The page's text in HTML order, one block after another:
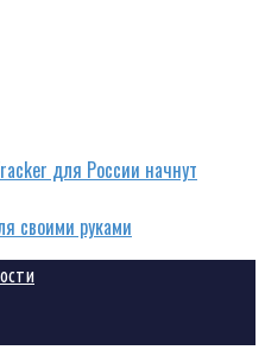
для России начнут
своими руками